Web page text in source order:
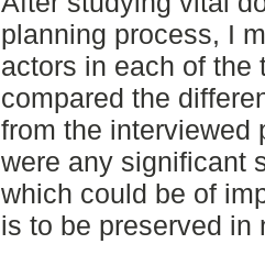
planning process, I
actors in each of the
compared the
from the interviewed
were any significant
which could be of
is to be preserved in